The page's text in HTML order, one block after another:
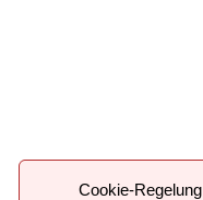
Cookie-Regelung